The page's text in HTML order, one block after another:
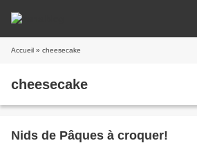
Accueil » cheesecake
cheesecake
Nids de Pâques à croquer!